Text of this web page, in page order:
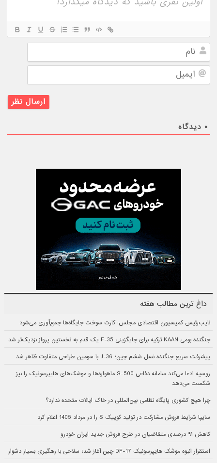
نام
ایمیل
۰ دیدگاه
داغ ترین مطالب هفته
نایب‌رئیس کمیسیون اقتصادی مجلس: کارت سوخت جایگاه‌ها جمع‌آوری می‌شود
جنگنده بومی KAAN ترکیه برای جایگزینی F-35 یک قدم به نخستین پرواز نزدیک‌تر شد
پیشرفت سریع جنگنده نسل ششم چین؛ J-36 با سومین طراحی متفاوت ظاهر شد
روسیه ادعا می‌کند سامانه دفاعی S-500 ماهواره‌ها و موشک‌های هایپرسونیک را نیز
شکست می‌دهد
چرا هیچ کشوری پایگاه نظامی بین‌المللی در خاک ایالات متحده ندارد؟
سایپا شرایط فروش مشارکت در تولید کوییک S را در مرداد 1405 اعلام کرد
کاهش ۹۱ درصدی متقاضیان در طرح فروش جدید ایران خودرو
استقرار انبوه موشک هایپرسونیک DF-17 چین آغاز شد؛ سلاحی با رهگیری بسیار دشوار